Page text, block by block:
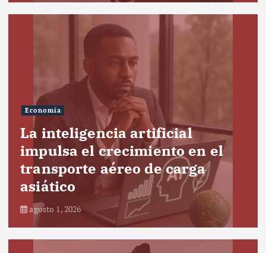
Economía
La inteligencia artificial
impulsa el crecimiento en el
transporte aéreo de carga
asiático
agosto 1, 2026